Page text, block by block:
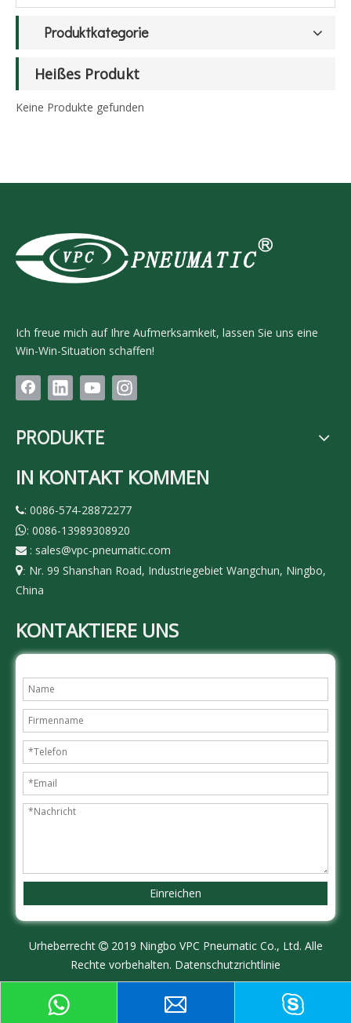
Produktkategorie
Heißes Produkt
Keine Produkte gefunden
Ich freue mich auf Ihre Aufmerksamkeit, lassen Sie uns eine
Win-Win-Situation schaffen!
PRODUKTE
IN KONTAKT KOMMEN
: 0086-574-28872277
: 0086-13989308920
 : sales@vpc-pneumatic.com
: Nr. 99 Shanshan Road, Industriegebiet Wangchun, Ningbo,
China
KONTAKTIERE UNS
Einreichen
Urheberrecht 2019 Ningbo VPC Pneumatic Co., Ltd. Alle
Rechte vorbehalten. Datenschutzrichtlinie